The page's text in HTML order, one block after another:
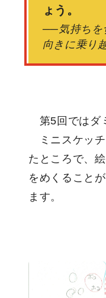
ょう。
──気持ちを
向きに乗り
第5回ではダ
ミニスケッチ
たところで、
をめくること
ます。